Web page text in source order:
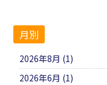
月別
2026年8月 (1)
2026年6月 (1)